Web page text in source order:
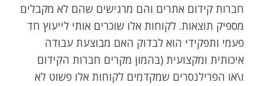
חברות קידום אתרים והם מרגישים שהם לא מקבלים
מספיק תוצאות. לקוחות אלו שוכרים אותי לייעוץ חד
פעמי ותפקידי הוא לבדוק האם מבוצעת עבודה
איכותית ומקצועית (בהמון מקרים חברות הקידום
ו\או הפרילנסרים שמקדמים לקוחות אלו פשוט לא